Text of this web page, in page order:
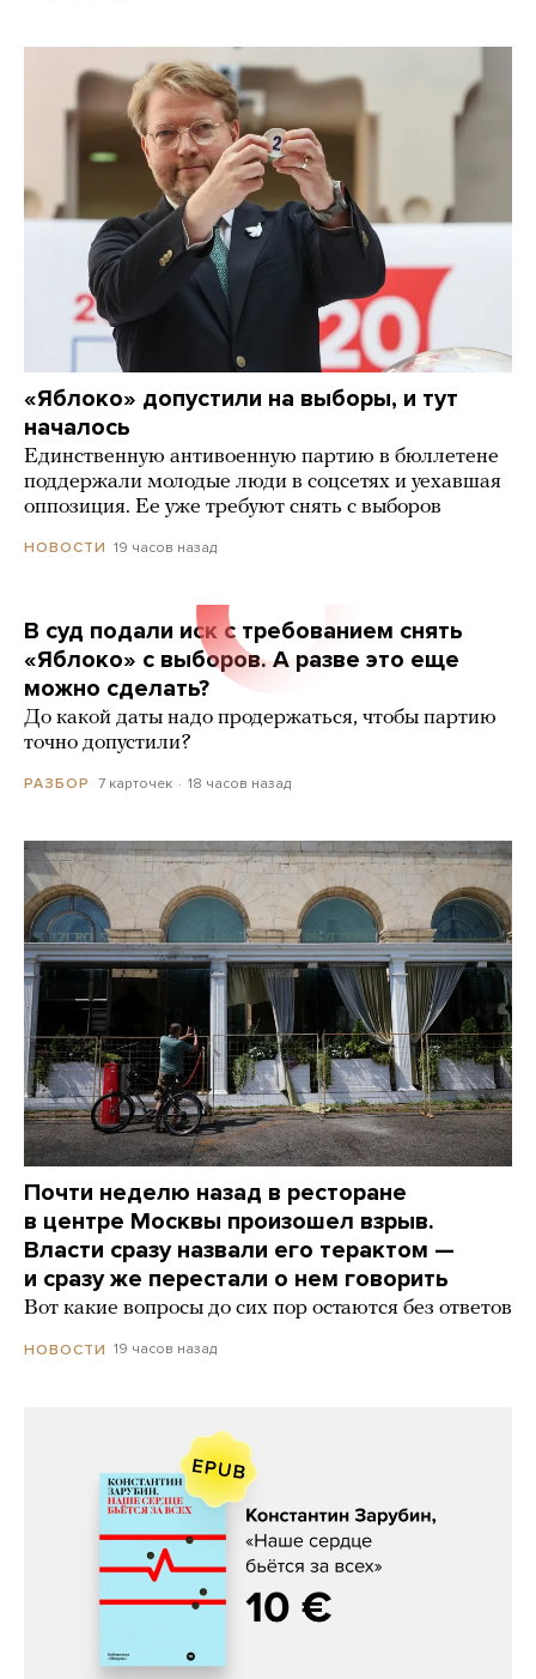
«Яблоко» допустили на выборы, и тут
началось
Единственную антивоенную партию в бюллетене
поддержали молодые люди в соцсетях и уехавшая
оппозиция. Ее уже требуют снять с выборов
НОВОСТИ 19 часов назад
В суд подали иск с требованием снять
«Яблоко» с выборов. А разве это еще
можно сделать?
До какой даты надо продержаться, чтобы партию
точно допустили?
РАЗБОР 7 карточек 18 часов назад
Почти неделю назад в ресторане
в центре Москвы произошел взрыв.
Власти сразу назвали его терактом —
и сразу же перестали о нем говорить
Вот какие вопросы до сих пор остаются без ответов
НОВОСТИ 19 часов назад
Константин Зарубин, «Наше сердце